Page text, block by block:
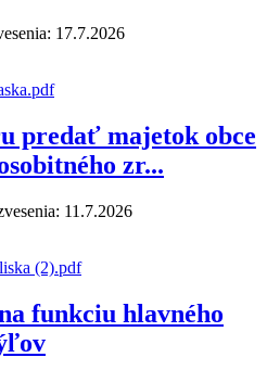
17.7.2026
predať majetok obce
zr...
11.7.2026
(2).pdf
funkciu hlavného